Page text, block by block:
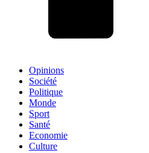
Opinions
Société
Politique
Monde
Sport
Santé
Economie
Culture